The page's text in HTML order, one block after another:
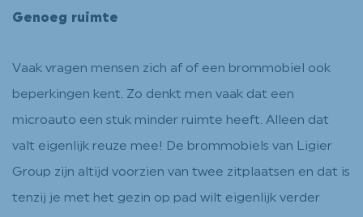
Genoeg ruimte
Vaak vragen mensen zich af of een brommobiel ook
beperkingen kent. Zo denkt men vaak dat een
microauto een stuk minder ruimte heeft. Alleen dat
valt eigenlijk reuze mee! De brommobiels van Ligier
Group zijn altijd voorzien van twee zitplaatsen en dat is
tenzij je met het gezin op pad wilt eigenlijk verder